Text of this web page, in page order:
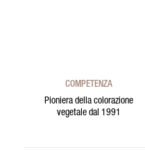
COMPETENZA
Pioniera della colorazione
vegetale dal 1991